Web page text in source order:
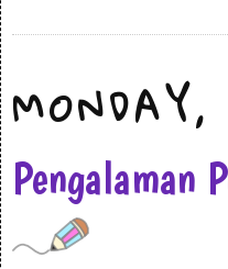
Pengalaman